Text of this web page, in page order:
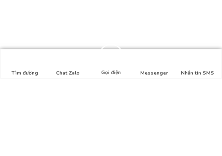
Tìm đường Chat Zalo Gọi điện Messenger Nhắn tin SMS